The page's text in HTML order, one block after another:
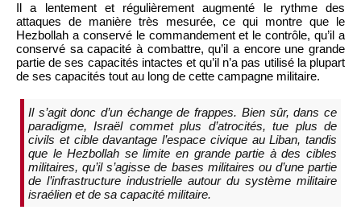
Il a lentement et régulièrement augmenté le rythme des
attaques de manière très mesurée, ce qui montre que le
Hezbollah a conservé le commandement et le contrôle, qu’il a
conservé sa capacité à combattre, qu’il a encore une grande
partie de ses capacités intactes et qu’il n’a pas utilisé la plupart
de ses capacités tout au long de cette campagne militaire.
Il s’agit donc d’un échange de frappes. Bien sûr, dans ce
paradigme, Israël commet plus d’atrocités, tue plus de
civils et cible davantage l’espace civique au Liban, tandis
que le Hezbollah se limite en grande partie à des cibles
militaires, qu’il s’agisse de bases militaires ou d’une partie
de l’infrastructure industrielle autour du système militaire
israélien et de sa capacité militaire.